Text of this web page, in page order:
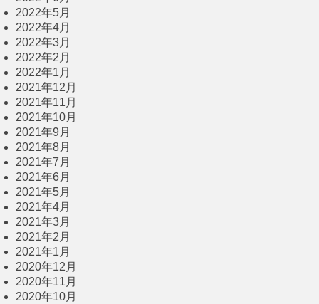
2022年5月
2022年4月
2022年3月
2022年2月
2022年1月
2021年12月
2021年11月
2021年10月
2021年9月
2021年8月
2021年7月
2021年6月
2021年5月
2021年4月
2021年3月
2021年2月
2021年1月
2020年12月
2020年11月
2020年10月